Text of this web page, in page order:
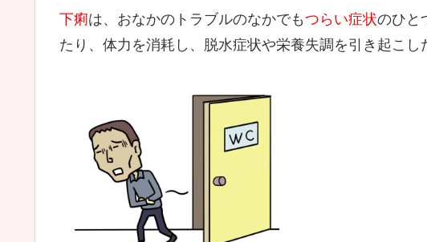
下痢は、おなかのトラブルのなかでもつらい症状のひと
たり、体力を消耗し、脱水症状や栄養失調を引き起こし